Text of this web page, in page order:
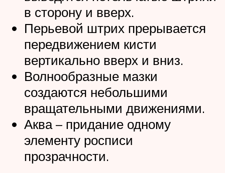
в сторону и вверх.
Перьевой штрих прерывается
передвижением кисти
вертикально вверх и вниз.
Волнообразные мазки
создаются небольшими
вращательными движениями.
Аква – придание одному
элементу росписи
прозрачности.